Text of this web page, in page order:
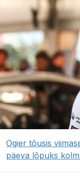
Ogier tõusis
päeva lõpuks